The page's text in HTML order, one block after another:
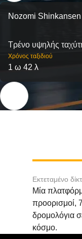
Nozomi Shinkansen
Τρένο υψηλής
Χρόνος ταξιδιού
1 ω 42 λ
Εκτεταμένο
Μία
προορισμοί,
δρομολόγια
κόσμο.